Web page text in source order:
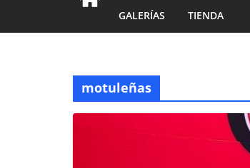
GALERÍAS TIENDA
motuleñas